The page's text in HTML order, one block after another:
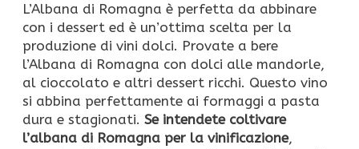
L’Albana di Romagna è perfetta da abbinare
con i dessert ed è un’ottima scelta per la
produzione di vini dolci. Provate a bere
l’Albana di Romagna con dolci alle mandorle,
al cioccolato e altri dessert ricchi. Questo vino
si abbina perfettamente ai formaggi a pasta
dura e stagionati. Se intendete coltivare
l’albana di Romagna per la vinificazione,